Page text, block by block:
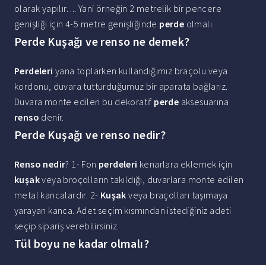
olarak yapılır. ... Yani örneğin 2 metrelik bir pencere
genişliği için 4-5 metre genişliğinde perde olmalı.
Perde Kuşağı ve renso ne demek?
Perdeleri yana toplarken kullandığımız braçolu veya
kordonu, duvara tutturduğumuz bir aparata bağlarız.
Duvara monte edilen bu dekoratif perde aksesuarına
renso denir.
Perde Kuşağı ve renso nedir?
Renso nedir? 1- Fon perdeleri kenarlara eklemek için
kuşakveya broçolların takıldığı, duvarlara monte edilen
metal kancalardır. 2- Kuşak veya braçolları taşımaya
yarayan kanca. Adet seçim kısmından istediğiniz adeti
seçip sipariş verebilirsiniz.
Tül boyu ne kadar olmalı?